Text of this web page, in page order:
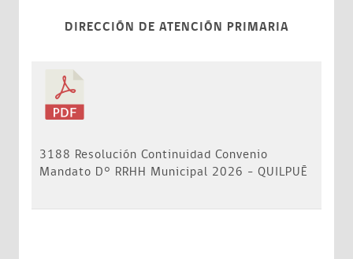
DIRECCIÓN DE ATENCIÓN PRIMARIA
3188 Resolución Continuidad Convenio
Mandato D° RRHH Municipal 2026 - QUILPUÉ